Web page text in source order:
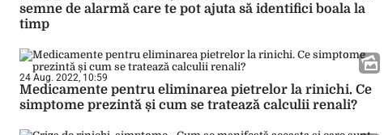
semne de alarmă care te pot ajuta să identifici boala la
timp
24 Aug. 2022, 10:59
Medicamente pentru eliminarea pietrelor la rinichi. Ce
simptome prezintă și cum se tratează calculii renali?